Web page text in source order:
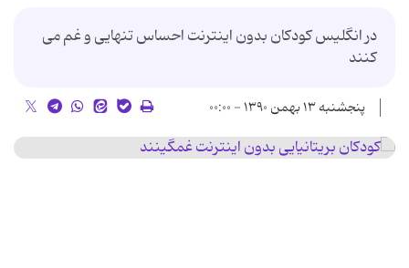
در انگلیس کودکان بدون اینترنت احساس تنهایی و غم می
کنند
پنجشنبه ۱۳ بهمن ۱۳۹۰ - ۰۰:۰۰